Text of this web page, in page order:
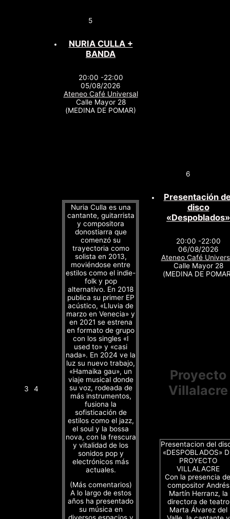
3 4
5
NURIA CULLA +
BANDA
20:00 -22:00
05/08/2026
Ateneo Café Universal
Calle Mayor 28
(MEDINA DE POMAR)
Nuria Culla es una
cantante, guitarrista
y compositora
donostiarra que
comenzó su
trayectoria como
solista en 2013,
moviéndose entre
estilos como el indie-
folk y pop
alternativo. En 2018
publica su primer EP
acústico, «Lluvia de
marzo en Venecia» y
en 2021 se estrena
en formato de grupo
con los singles «I
used to» y «casi
nada». En 2024 ve la
luz su nuevo trabajo,
«Hamaika gau», un
viaje musical donde
su voz, rodeada de
más instrumentos,
fusiona la
sofisticación de
estilos como el jazz,
el soul y la bossa
nova, con la frescura
y vitalidad de los
sonidos pop y
electrónicos más
actuales.
(Más comentarios)
A lo largo de estos
años ha presentado
su música en
6
Presentación
disco
«Despoblados»
20:00 -22:00
06/08/2026
Ateneo Café
Calle Mayor 28
(MEDINA DE
Proyecto
Villalacre
Presentacion del
«DESPOBLADOS»
PROYECTO
VILLALACRE
Con la presencia
compositor Andrés
Martín Herranz, la
directora de teatro
Marta Álvarez del